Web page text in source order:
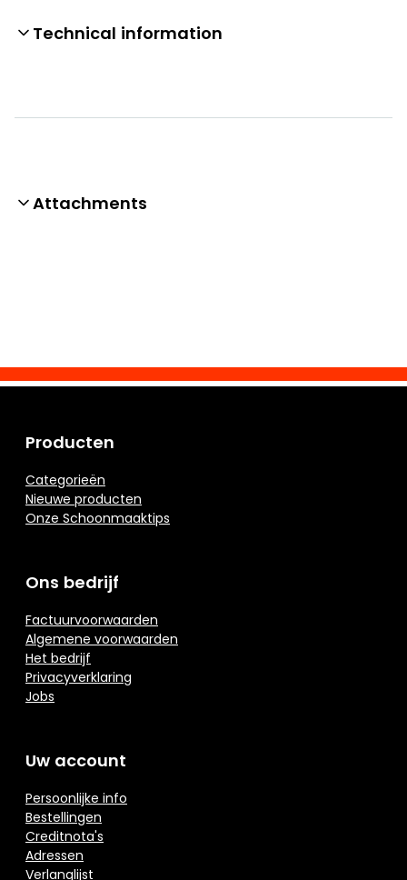
Technical information
Attachments
Producten
Categorieën
Nieuwe producten
Onze Schoonmaaktips
Ons bedrijf
Factuurvoorwaarden
Algemene voorwaarden
Het bedrijf
Privacyverklaring
Jobs
Uw account
Persoonlijke info
Bestellingen
Creditnota's
Adressen
Verlanglijst